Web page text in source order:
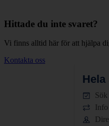
Hittade du inte svaret?
Vi finns alltid här för att hjälpa
Kontakta oss
Sök